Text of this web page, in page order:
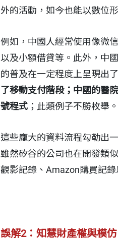
外的活動，如今也能以數位
例如，中國人經常使用像微
以及小額借貸等。此外，中
的普及在一定程度上呈現出
了移動支付階段；中國的醫
號程式 ；此類例子不勝枚舉。
這些龐大的資料流程勾勒出
雖然矽谷的公司也在開發類
觀影記錄、Amazon購買記錄
誤解2：知慧財產權與模仿